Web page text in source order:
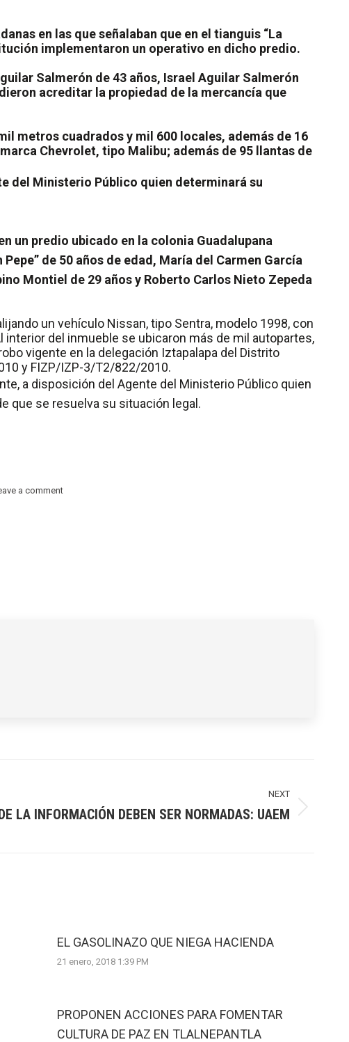
en las que señalaban que en el tianguis “La
implementaron un operativo en dicho predio.
Salmerón de 43 años, Israel Aguilar Salmerón
acreditar la propiedad de la mercancía que
metros cuadrados y mil 600 locales, además de 16
Chevrolet, tipo Malibu; además de 95 llantas de
del Ministerio Público quien determinará su
un predio ubicado en la colonia Guadalupana
de 50 años de edad, María del Carmen García
Montiel de 29 años y Roberto Carlos Nieto Zepeda
un vehículo Nissan, tipo Sentra, modelo 1998, con
interior del inmueble se ubicaron más de mil autopartes,
vigente en la delegación Iztapalapa del Distrito
y FIZP/IZP-3/T2/822/2010.
a disposición del Agente del Ministerio Público quien
que se resuelva su situación legal.
a comment
NEXT
LA INFORMACIÓN DEBEN SER NORMADAS: UAEM
EL GASOLINAZO QUE NIEGA HACIENDA
21 enero, 2018 1:39 PM
PROPONEN ACCIONES PARA FOMENTAR
CULTURA DE PAZ EN TLALNEPANTLA